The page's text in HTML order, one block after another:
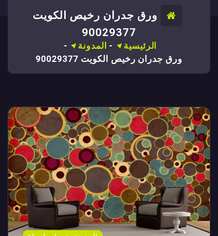
ورق جدران رخيص الكويت
90029377
الرئيسية -المدونة -
ورق جدران رخيص الكويت 90029377